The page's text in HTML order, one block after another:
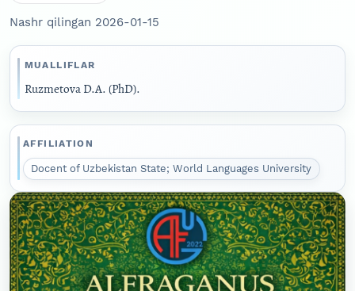
Nashr qilingan 2026-01-15
MUALLIFLAR
Ruzmetova D.A. (PhD).
AFFILIATION
Docent of Uzbekistan State; World Languages University